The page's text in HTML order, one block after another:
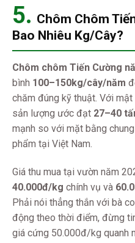
5. Chôm Chôm
Bao Nhiêu Kg/Cây?
Chôm chôm Tiến Cường
bình 100–150kg/cây/năm
chăm đúng kỹ thuật. Với
sản lượng ước đạt 27–40
mạnh so với mặt bằng
phẩm tại Việt Nam.
Giá thu mua tại vườn năm
40.000đ/kg chính vụ và
Phải nói thẳng thắn với bà
động theo thời điểm, đừng
giá cứng 50.000đ/kg quanh